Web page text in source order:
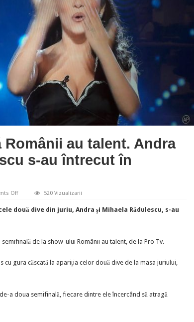
au talent. Andra
s-au întrecut în
Offon
semifinală
Andra
și
s-
520 Vizualizarii
două dive din juriu, Andra și Mihaela Rădulescu, s-au
de la show-ului Românii au talent, de la Pro Tv.
cu gura căscată la apariția celor două dive de la masa juriului,
a doua semifinală, fiecare dintre ele încercând să atragă